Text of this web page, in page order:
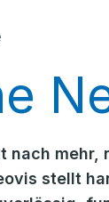
nach
stellt